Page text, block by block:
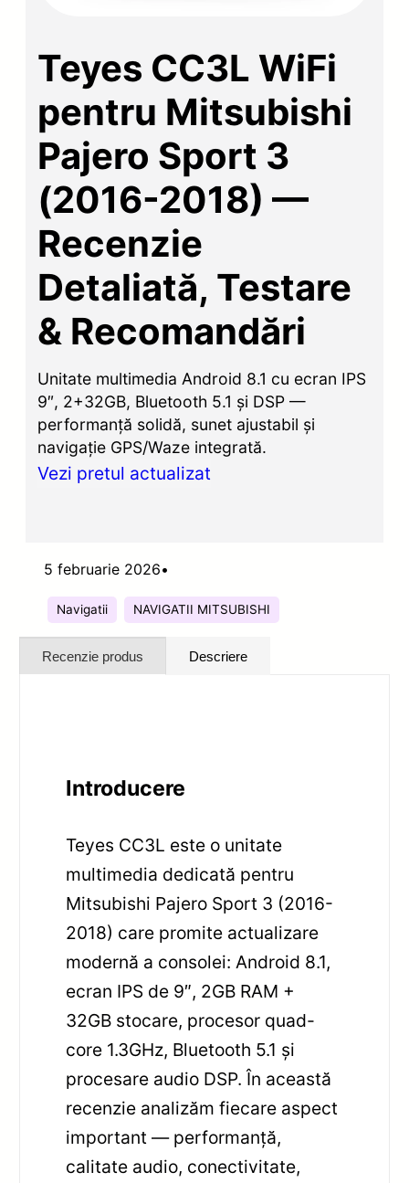
Teyes CC3L WiFi
pentru Mitsubishi
Pajero Sport 3
(2016-2018) —
Recenzie
Detaliată, Testare
& Recomandări
Unitate multimedia Android 8.1 cu ecran IPS
9″, 2+32GB, Bluetooth 5.1 și DSP —
performanță solidă, sunet ajustabil și
navigație GPS/Waze integrată.
Vezi pretul actualizat
5 februarie 2026•
Navigatii NAVIGATII MITSUBISHI
Recenzie produs Descriere
Introducere
Teyes CC3L este o unitate
multimedia dedicată pentru
Mitsubishi Pajero Sport 3 (2016-
2018) care promite actualizare
modernă a consolei: Android 8.1,
ecran IPS de 9″, 2GB RAM +
32GB stocare, procesor quad-
core 1.3GHz, Bluetooth 5.1 și
procesare audio DSP. În această
recenzie analizăm fiecare aspect
important — performanță,
calitate audio, conectivitate,